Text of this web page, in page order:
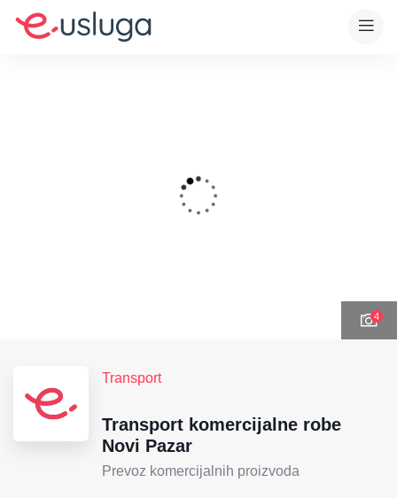
4
Transport
Transport komercijalne robe
Novi Pazar
Prevoz komercijalnih proizvoda